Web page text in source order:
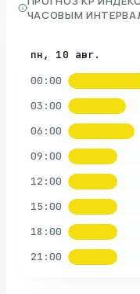
ЧАСОВЫМ
пн, 10 авг.
00:00
03:00
06:00
09:00
12:00
15:00
18:00
21:00